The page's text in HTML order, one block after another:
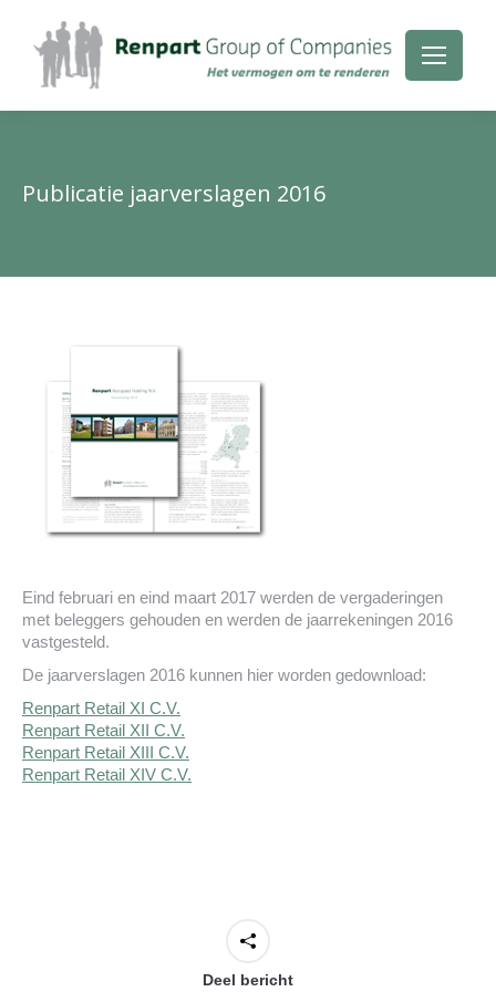
Publicatie jaarverslagen 2016
Eind februari en eind maart 2017 werden de vergaderingen
met beleggers gehouden en werden de jaarrekeningen 2016
vastgesteld.
De jaarverslagen 2016 kunnen hier worden gedownload:
Renpart Retail XI C.V.
Renpart Retail XII C.V.
Renpart Retail XIII C.V.
Renpart Retail XIV C.V.
Deel bericht